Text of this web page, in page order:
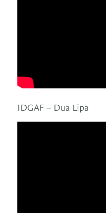
IDGAF – Dua Lipa